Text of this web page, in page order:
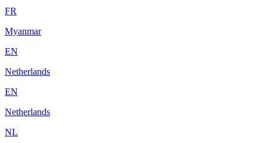
FR
Myanmar
EN
Netherlands
EN
Netherlands
NL